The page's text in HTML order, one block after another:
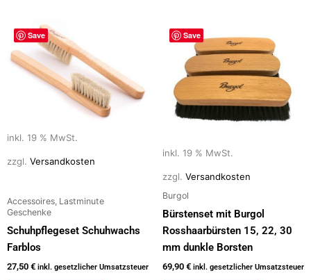
Save
inkl. 19 % MwSt.
zzgl. Versandkosten
Accessoires, Lastminute
Geschenke
Schuhpflegeset Schuhwachs
Farblos
27,50 € inkl. gesetzlicher Umsatzsteuer
Save
inkl. 19 % MwSt.
zzgl. Versandkosten
Burgol
Bürstenset mit Burgol
Rosshaarbürsten 15, 22, 30
mm dunkle Borsten
69,90 € inkl. gesetzlicher Umsatzsteuer